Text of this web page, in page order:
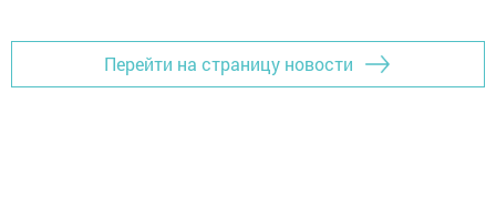
Перейти на страницу новости